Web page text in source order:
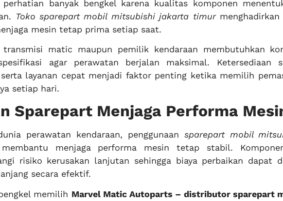
perhatian banyak bengkel karena kualitas komponen
Toko sparepart mobil mitsubishi jakarta timur
mesin tetap prima setiap saat.
transmisi matic maupun pemilik kendaraan membutuhkan
agar perawatan berjalan maksimal. Ketersediaan
layanan cepat menjadi faktor penting ketika memilih
setiap hari.
Sparepart Menjaga Performa
perawatan kendaraan, penggunaan sparepart mobil
membantu menjaga performa mesin tetap stabil.
risiko kerusakan lanjutan sehingga biaya perbaikan dapat
secara efektif.
memilih Marvel Matic Autoparts – distributor sparepart